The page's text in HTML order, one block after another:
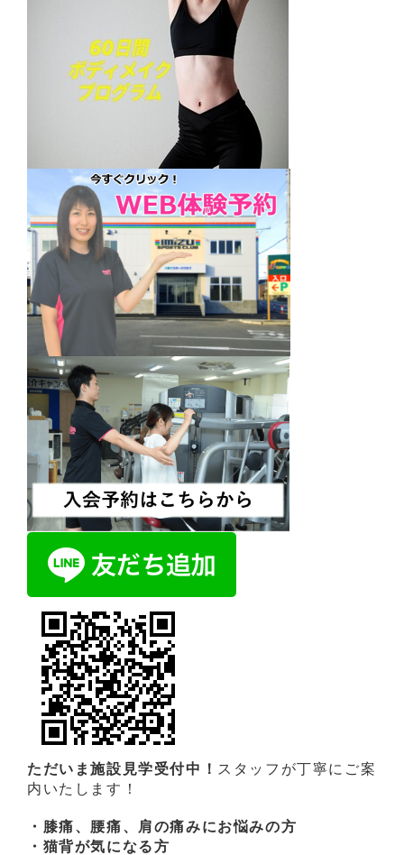
ただいま施設見学受付中！ スタッフが丁寧にご案
内いたします！
・膝痛、腰痛、肩の痛みにお悩みの方
・猫背が気になる方